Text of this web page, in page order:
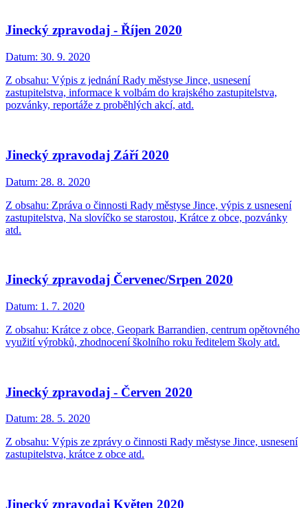
Jinecký zpravodaj - Říjen 2020
Datum: 30. 9. 2020
Z obsahu: Výpis z jednání Rady městyse Jince, usnesení
zastupitelstva, informace k volbám do krajského zastupitelstva,
pozvánky, reportáže z proběhlých akcí, atd.
Jinecký zpravodaj Září 2020
Datum: 28. 8. 2020
Z obsahu: Zpráva o činnosti Rady městyse Jince, výpis z usnesení
zastupitelstva, Na slovíčko se starostou, Krátce z obce, pozvánky
atd.
Jinecký zpravodaj Červenec/Srpen 2020
Datum: 1. 7. 2020
Z obsahu: Krátce z obce, Geopark Barrandien, centrum opětovného
využití výrobků, zhodnocení školního roku ředitelem školy atd.
Jinecký zpravodaj - Červen 2020
Datum: 28. 5. 2020
Z obsahu: Výpis ze zprávy o činnosti Rady městyse Jince, usnesení
zastupitelstva, krátce z obce atd.
Jinecký zpravodaj Květen 2020